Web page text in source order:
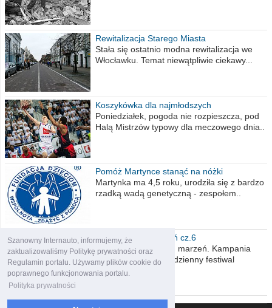
Szanowny Internauto, informujemy, że
zaktualizowaliśmy Politykę prywatności oraz
Regulamin portalu. Używamy plików cookie do
poprawnego funkcjonowania portalu.
Polityka prywatności
Rewitalizacja Starego Miasta
Stała się ostatnio modna rewitalizacja we
Włocławku. Temat niewątpliwie ciekawy...
Koszykówka dla najmłodszych
Poniedziałek, pogoda nie rozpieszcza, pod
Halą Mistrzów typowy dla meczowego dnia..
Pomóż Martynce stanąć na nóżki
Martynka ma 4,5 roku, urodziła się z bardzo
rzadką wadą genetyczną - zespołem..
Polska moich marzeń cz.6
Nadszedł kres moich marzeń. Kampania
wyborcza czyli niecodzienny festiwal
obietnic,..